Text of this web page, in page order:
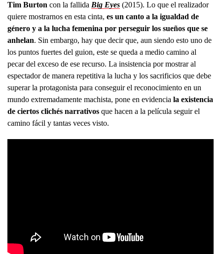
Tim Burton con la fallida Big Eyes (2015). Lo que el realizador
quiere mostrarnos en esta cinta, es un canto a la igualdad de
género y a la lucha femenina por perseguir los sueños que se
anhelan. Sin embargo, hay que decir que, aun siendo esto uno de
los puntos fuertes del guion, este se queda a medio camino al
pecar del exceso de ese recurso. La insistencia por mostrar al
espectador de manera repetitiva la lucha y los sacrificios que debe
superar la protagonista para conseguir el reconocimiento en un
mundo extremadamente machista, pone en evidencia la existencia
de ciertos clichés narrativos que hacen a la película seguir el
camino fácil y tantas veces visto.